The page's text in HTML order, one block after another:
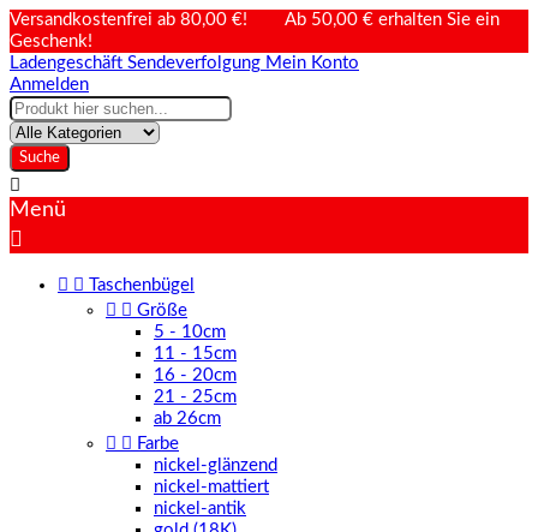
Versandkostenfrei ab 80,00 €! Ab 50,00 € erhalten Sie ein
Geschenk!
Ladengeschäft Sendeverfolgung Mein Konto
Anmelden
Suche

Menü

 
Taschenbügel
  Größe
5 - 10cm
11 - 15cm
16 - 20cm
21 - 25cm
ab 26cm
  Farbe
nickel-glänzend
nickel-mattiert
nickel-antik